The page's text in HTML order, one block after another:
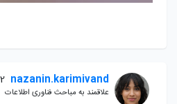
nazanin.karimivand 2 سال پیش
علاقمند به مباحث فناوری اطلاعات